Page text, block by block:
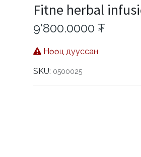
Fitne herbal
9'800.0000 ₮
Нөөц дууссан
SKU: 0500025